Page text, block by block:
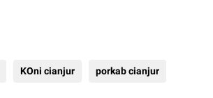
KOni cianjur porkab cianjur